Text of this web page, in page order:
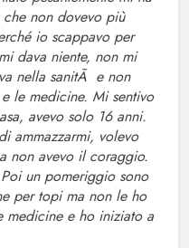
non dovevo più
io scappavo per
dava niente, non mi
nella sanitÃ e non
le medicine. Mi sentivo
avevo solo 16 anni.
ammazzarmi, volevo
non avevo il coraggio.
un pomeriggio sono
per topi ma non le ho
medicine e ho iniziato a